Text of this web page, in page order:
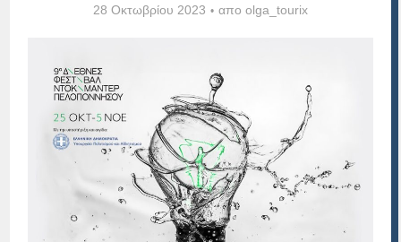
28 Οκτωβρίου 2023 απο olga_tourix